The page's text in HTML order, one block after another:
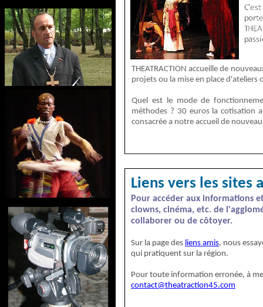
Liens vers les sites
Pour accéder aux informations
clowns, cinéma, etc. de
collaborer ou de côtoyer.
Sur la page des liens amis, nous
qui pratiquent sur la région.
Pour toute information erronée, à
contact@theatraction45.com
THEATRACTION accueille de
projets ou la mise en place d'ateliers
Quel est le mode de
méthodes ? 30 euros la cotisation
consacrée a notre accueil de